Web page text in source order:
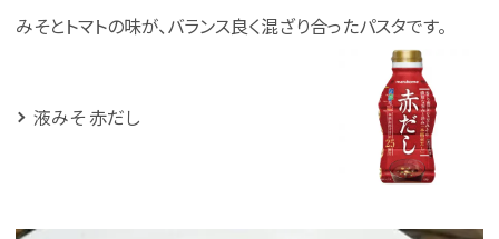
みそとトマトの味が、バランス良く混ざり合ったパスタです。
液みそ 赤だし